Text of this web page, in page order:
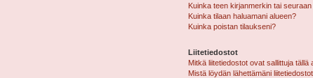
Kuinka teen kirjanmerkin tai
Kuinka tilaan haluamani alueen?
Kuinka poistan tilaukseni?
Liitetiedostot
Mitkä liitetiedostot ovat sallittuja tällä
Mistä löydän lähettämäni